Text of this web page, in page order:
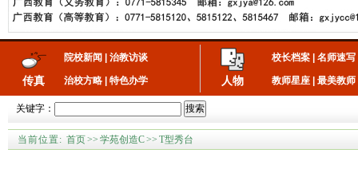
传真
院校新闻 治教访谈
治校方略 特色办学 人物
校长档案 名师速写
教师星座 最美教师
关键字： 搜索
当前位置: 首页>> 学苑创造C>> T型秀台